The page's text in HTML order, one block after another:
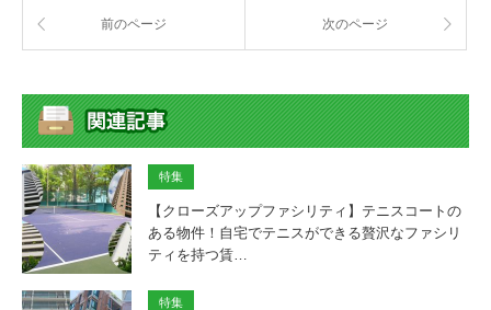
前のページ 次のページ
特集
【クローズアップファシリティ】テニスコートの
ある物件！自宅でテニスができる贅沢なファシリ
ティを持つ賃…
特集